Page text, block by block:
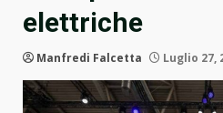
elettriche
Manfredi Falcetta Luglio 27,